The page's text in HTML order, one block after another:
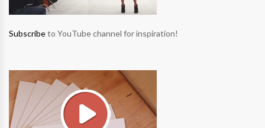
Subscribeto YouTube channel for inspiration!